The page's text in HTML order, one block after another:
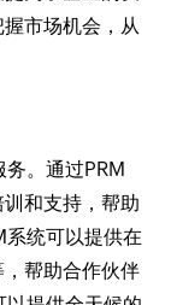
市场机会，从
。通过PRM
和支持，帮助
系统可以提供在
帮助合作伙伴